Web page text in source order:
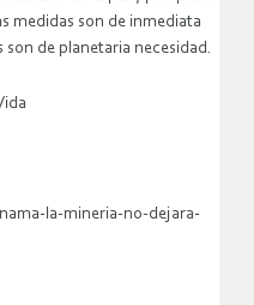
medidas son de inmediata
de planetaria necesidad.
la-mineria-no-dejara-